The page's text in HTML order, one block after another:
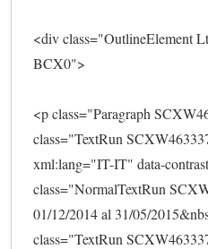
<div class="OutlineElement
BCX0">
<p class="Paragraph
class="TextRun
xml:lang="IT-IT" data-
class="NormalTextRun
01/12/2014 al 31/05/
class="TextRun